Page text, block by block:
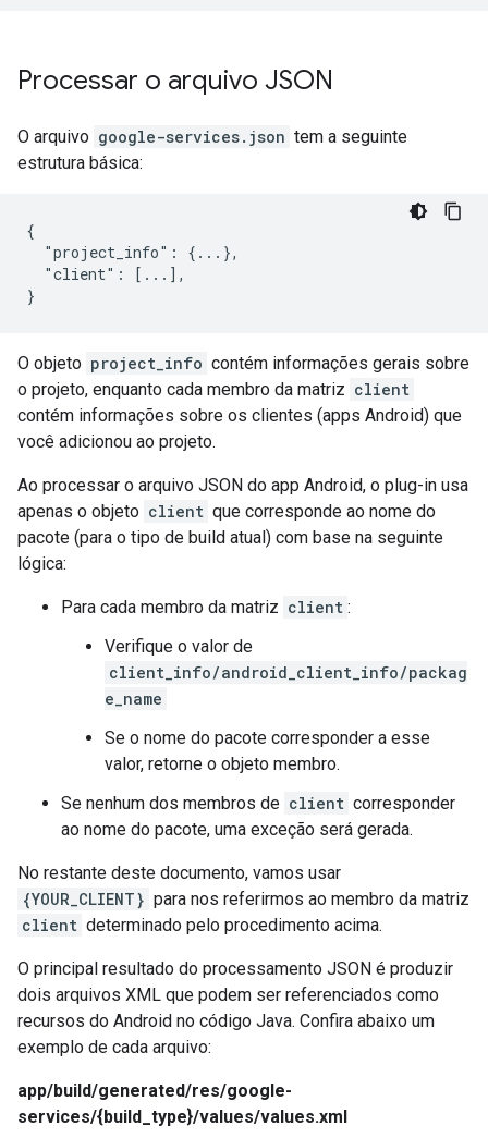
Processar o arquivo JSON
O arquivo google-services.json tem a seguinte
estrutura básica:
{
  "project_info": {...},
  "client": [...],
}
O objeto project_info contém informações gerais sobre
o projeto, enquanto cada membro da matriz client
contém informações sobre os clientes (apps Android) que
você adicionou ao projeto.
Ao processar o arquivo JSON do app Android, o plug-in usa
apenas o objeto client que corresponde ao nome do
pacote (para o tipo de build atual) com base na seguinte
lógica:
Para cada membro da matriz client :
Verifique o valor de
client_info/android_client_info/packag
e_name
Se o nome do pacote corresponder a esse
valor, retorne o objeto membro.
Se nenhum dos membros de client corresponder
ao nome do pacote, uma exceção será gerada.
No restante deste documento, vamos usar
{YOUR_CLIENT} para nos referirmos ao membro da matriz
client determinado pelo procedimento acima.
O principal resultado do processamento JSON é produzir
dois arquivos XML que podem ser referenciados como
recursos do Android no código Java. Confira abaixo um
exemplo de cada arquivo:
app/build/generated/res/google-
services/{build_type}/values/values.xml